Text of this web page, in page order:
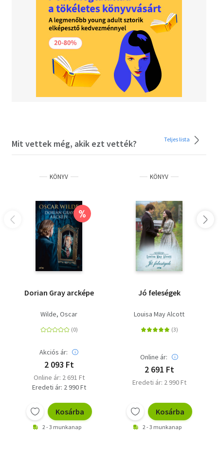
Brontë műveinek, például az Üvöltő szeleknek
részleteit. Annál pedig kevés nagyobb meta
van, mint amikor egy férfihang olvas fel egy
nő által férfinéven írt szöveget.
Mit vettek még, akik ezt vették? Teljes lista
KÖNYV
%
Dorian Gray arcképe
Wilde, Oscar
Akciós ár:
2 093 Ft
Online ár: 2 691 Ft
Eredeti ár: 2 990 Ft
Kosárba
2 - 3 munkanap
KÖNYV
Jó feleségek
Louisa May Alcott
Online ár:
2 691 Ft
Eredeti ár: 2 990 Ft
Kosárba
2 - 3 munkanap